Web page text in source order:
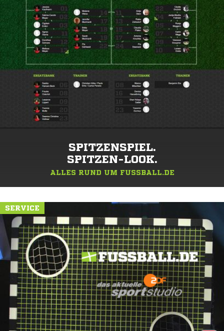
SPITZENSPIEL.
SPITZEN-LOOK.
ALLES RUND UM FUSSBALL.DE
SERVICE